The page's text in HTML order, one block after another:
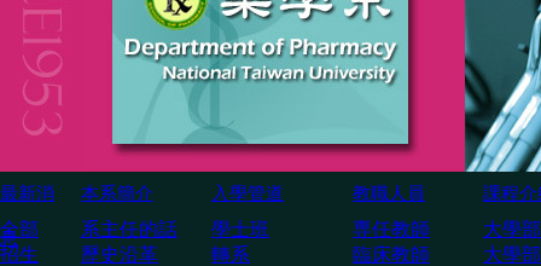
最新消
息
本系簡介 入學管道 教職人員 課程介
全部
招生
系主任的話
歷史沿革
學士班
轉系
専任教師
臨床教師
大學部
大學